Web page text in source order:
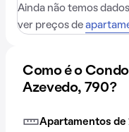
Ainda não temos
ver preços de
Como é o
Azevedo, 790?
Apartamentos de